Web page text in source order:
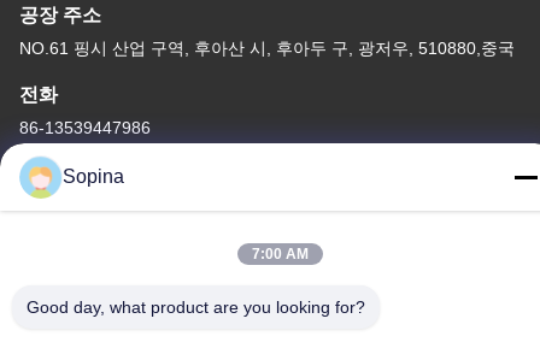
공장 주소
NO.61 핑시 산업 구역, 후아산 시, 후아두 구, 광저우, 510880,중국
전화
86-13539447986
중국 상등품 하이브리드 스테퍼 모터 공급자. 저작권 (c) 2023-2026
GUANGZHOU FUDE ELECTRONIC TECHNOLOGY CO.,LTD . 무
Sopina
7:00 AM
Good day, what product are you looking for?